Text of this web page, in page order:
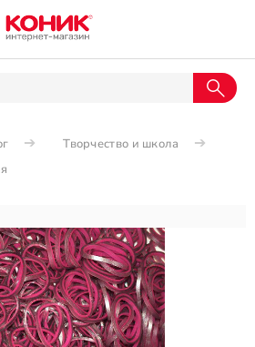
Творчество и школа